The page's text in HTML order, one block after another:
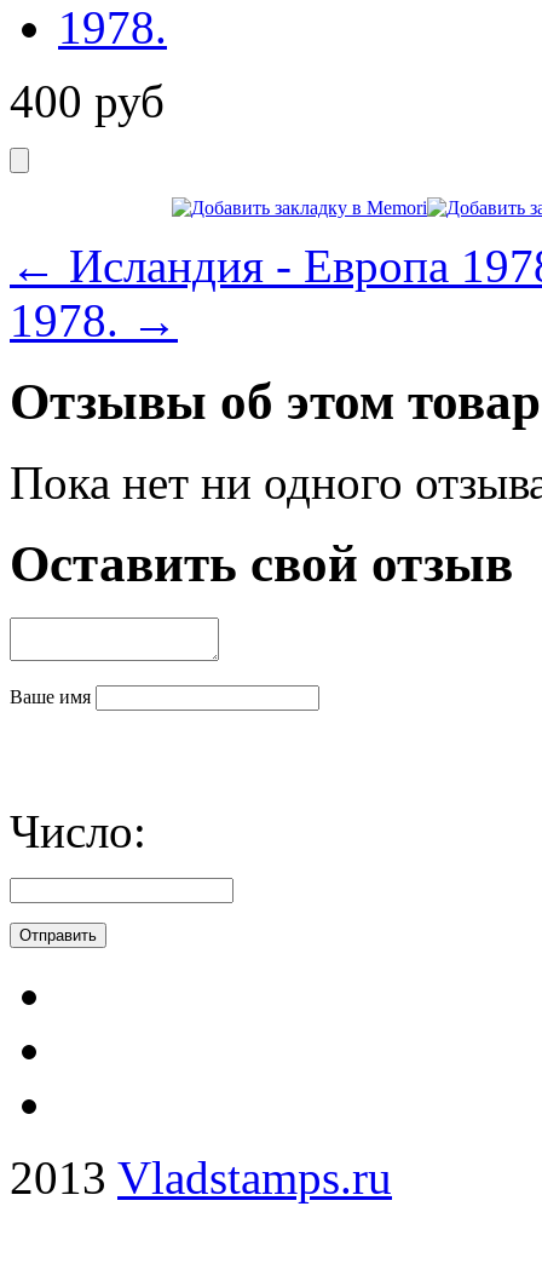
400 руб
← Исландия - Европа
1978. →
Отзывы об этом
Пока нет ни одного
Оставить свой отзыв
Ваше имя
Число:
2013 Vladstamps.ru